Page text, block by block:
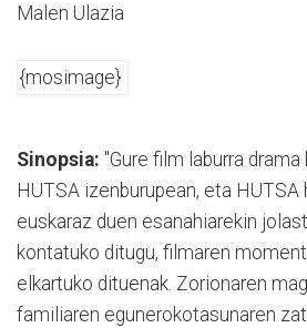
Malen Ulazia
{mosimage}
Sinopsia: "Gure film laburra drama
HUTSA izenburupean, eta HUTSA
euskaraz duen esanahiarekin
kontatuko ditugu, filmaren
elkartuko dituenak. Zorionaren
familiaren egunerokotasunaren